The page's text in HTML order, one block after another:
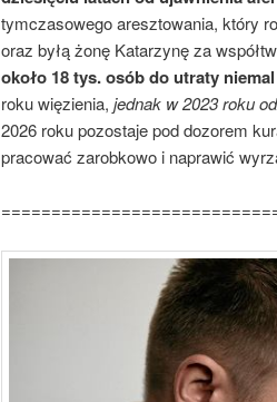
tymczasowego aresztowania, który
oraz byłą żonę Katarzynę za
około 18 tys. osób do utraty
roku więzienia, jednak w 2023 roku
2026 roku pozostaje pod dozorem
pracować zarobkowo i naprawić